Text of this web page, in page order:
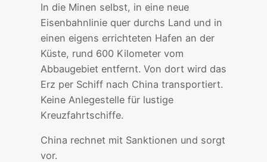
In die Minen selbst, in eine neue
Eisenbahnlinie quer durchs Land und in
einen eigens errichteten Hafen an der
Küste, rund 600 Kilometer vom
Abbaugebiet entfernt. Von dort wird das
Erz per Schiff nach China transportiert.
Keine Anlegestelle für lustige
Kreuzfahrtschiffe.
China rechnet mit Sanktionen und sorgt
vor.